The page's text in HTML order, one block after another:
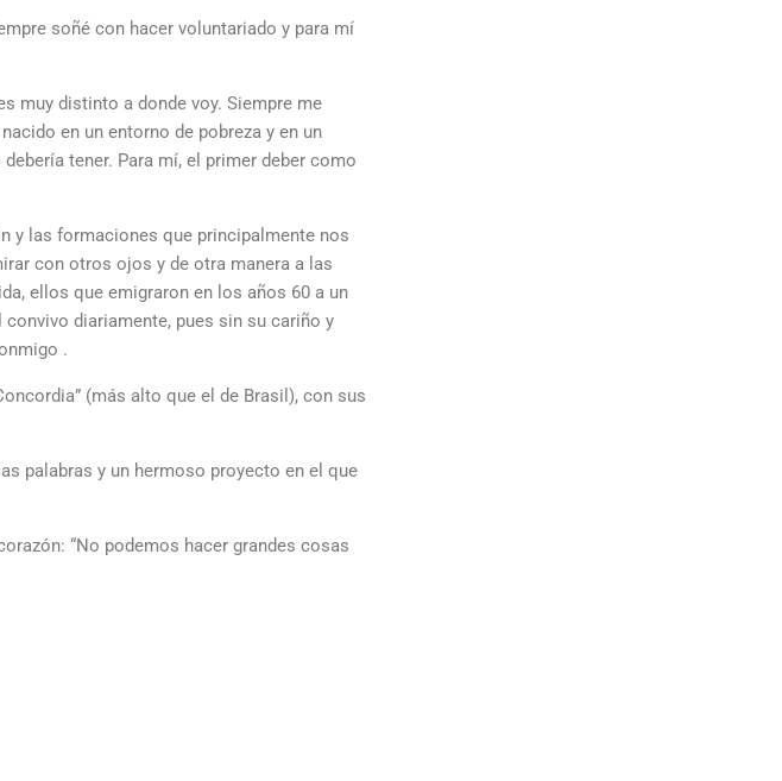
soñé con hacer voluntariado y para mí
muy distinto a donde voy. Siempre me
en un entorno de pobreza y en un
tener. Para mí, el primer deber como
y las formaciones que principalmente nos
con otros ojos y de otra manera a las
ellos que emigraron en los años 60 a un
diariamente, pues sin su cariño y
.
(más alto que el de Brasil), con sus
palabras y un hermoso proyecto en el que
“No podemos hacer grandes cosas